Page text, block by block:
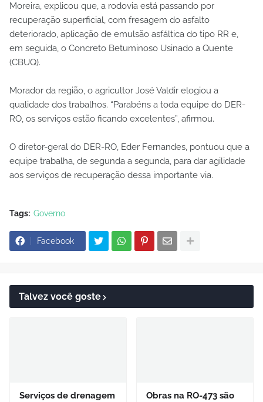
Moreira, explicou que, a rodovia está passando por
recuperação superficial, com fresagem do asfalto
deteriorado, aplicação de emulsão asfáltica do tipo RR e,
em seguida, o Concreto Betuminoso Usinado a Quente
(CBUQ).
Morador da região, o agricultor José Valdir elogiou a
qualidade dos trabalhos. “Parabéns a toda equipe do DER-
RO, os serviços estão ficando excelentes”, afirmou.
O diretor-geral do DER-RO, Eder Fernandes, pontuou que a
equipe trabalha, de segunda a segunda, para dar agilidade
aos serviços de recuperação dessa importante via.
Tags: Governo
Facebook
Talvez você goste
Serviços de drenagem
Obras na RO-473 são